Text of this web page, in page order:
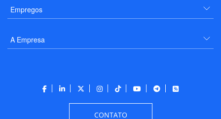
Empregos
A Empresa
CONTATO